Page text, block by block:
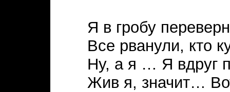
Я в гробу
Все рванули, кто
Ну, а я … Я вдруг
Жив я, значит…